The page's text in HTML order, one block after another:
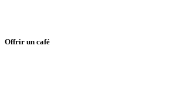
Offrir un café